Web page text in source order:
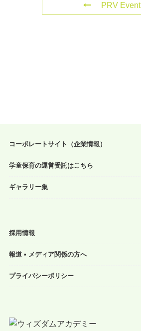
PRV Event
コーポレートサイト（企業情報）
学童保育の運営受託はこちら
ギャラリー集
採用情報
報道 • メディア関係の方へ
プライバシーポリシー